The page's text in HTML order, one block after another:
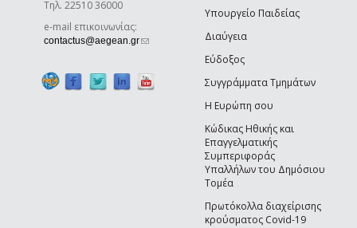
Τηλ. 22510 36000
e-mail επικοινωνίας:
contactus@aegean.gr(link sends e-mail)
Υπουργείο Παιδείας
Διαύγεια
Εύδοξος
Συγγράμματα Τμημάτων
Η Ευρώπη σου
Κώδικας Ηθικής και
Επαγγελματικής
Συμπεριφοράς
Υπαλλήλων του Δημόσιου
Τομέα
Πρωτόκολλα διαχείρισης
κρούσματος Covid-19